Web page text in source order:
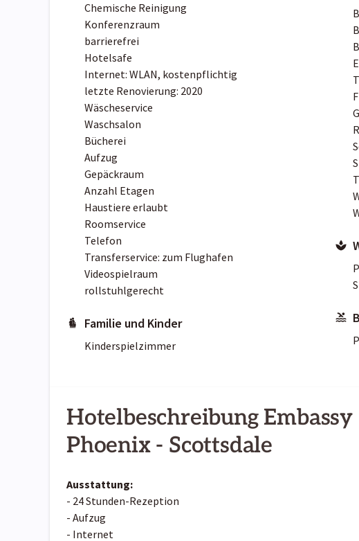
Chemische Reinigung
Konferenzraum
barrierefrei
Hotelsafe
Internet: WLAN, kostenpflichtig
letzte Renovierung: 2020
Wäscheservice
Waschsalon
Bücherei
Aufzug
Gepäckraum
Anzahl Etagen
Haustiere erlaubt
Roomservice
Telefon
Transferservice: zum Flughafen
Videospielraum
rollstuhlgerecht
Familie und Kinder
Kinderspielzimmer
Hotelbeschreibung
Phoenix - Scottsdale
Ausstattung:
- 24 Stunden-Rezeption
- Aufzug
- Internet